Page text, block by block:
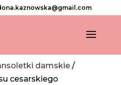
damskie/
cesarskiego